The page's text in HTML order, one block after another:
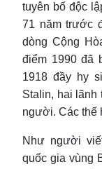
tuyên bố độc
71 năm trước
dòng Cộng
điểm 1990 đã
1918 đầy hy
Stalin, hai lãnh
người. Các thế
Như người
quốc gia vùng